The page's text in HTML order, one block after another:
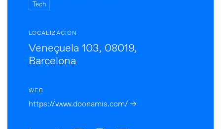
Tech
LOCALIZACIÓN
Veneçuela 103, 08019,
Barcelona
WEB
https://www.doonamis.com/ →